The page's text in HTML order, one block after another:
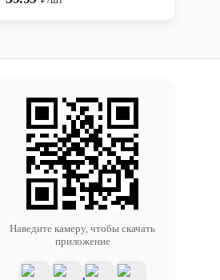
Наведите камеру, чтобы скачать
приложение